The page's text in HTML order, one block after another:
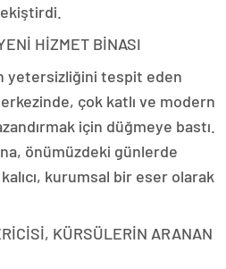
HİZMET BİNASI
yetersizliğini tespit eden
çok katlı ve modern
için düğmeye bastı.
önümüzdeki günlerde
kurumsal bir eser olarak
KÜRSÜLERİN ARANAN